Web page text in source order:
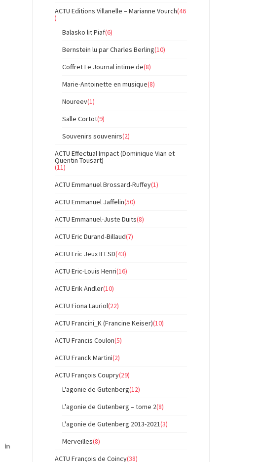
ACTU Editions Villanelle – Marianne Vourch(46
)
Balasko lit Piaf(6)
Bernstein lu par Charles Berling(10)
Coffret Le Journal intime de(8)
Marie-Antoinette en musique(8)
Noureev(1)
Salle Cortot(9)
Souvenirs souvenirs(2)
ACTU Effectual Impact (Dominique Vian et
Quentin Tousart)
(11)
ACTU Emmanuel Brossard-Ruffey(1)
ACTU Emmanuel Jaffelin(50)
ACTU Emmanuel-Juste Duits(8)
ACTU Eric Durand-Billaud(7)
ACTU Eric Jeux IFESD(43)
ACTU Eric-Louis Henri(16)
ACTU Erik Andler(10)
ACTU Fiona Lauriol(22)
ACTU Francini_K (Francine Keiser)(10)
ACTU Francis Coulon(5)
ACTU Franck Martini(2)
ACTU François Coupry(29)
L'agonie de Gutenberg(12)
L'agonie de Gutenberg – tome 2(8)
L'agonie de Gutenberg 2013-2021(3)
Merveilles(8)
ACTU François de Coincy(38)